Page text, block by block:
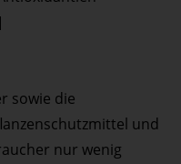
sowie die
und
nur wenig